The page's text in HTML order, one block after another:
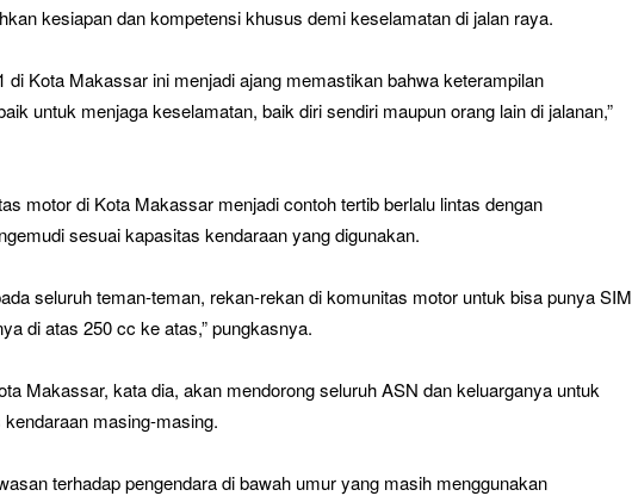
kesiapan dan kompetensi khusus demi keselamatan di jalan raya.
di Kota Makassar ini menjadi ajang memastikan bahwa keterampilan
untuk menjaga keselamatan, baik diri sendiri maupun orang lain di jalanan,”
motor di Kota Makassar menjadi contoh tertib berlalu lintas dengan
sesuai kapasitas kendaraan yang digunakan.
seluruh teman-teman, rekan-rekan di komunitas motor untuk bisa punya SIM
di atas 250 cc ke atas,” pungkasnya.
Makassar, kata dia, akan mendorong seluruh ASN dan keluarganya untuk
masing-masing.
terhadap pengendara di bawah umur yang masih menggunakan